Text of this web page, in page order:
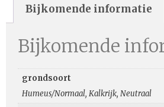
Bijkomende informatie
Bijkomende
grondsoort
Humeus/Normaal, Kalkrijk, Neutraal